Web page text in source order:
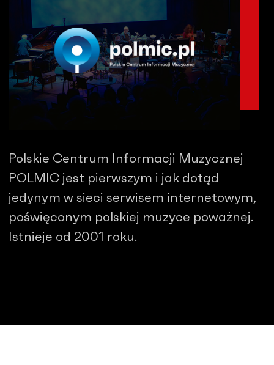
Polskie Centrum Informacji Muzycznej
POLMIC jest pierwszym i jak dotąd
jedynym w sieci serwisem internetowym,
poświęconym polskiej muzyce poważnej.
Istnieje od 2001 roku.